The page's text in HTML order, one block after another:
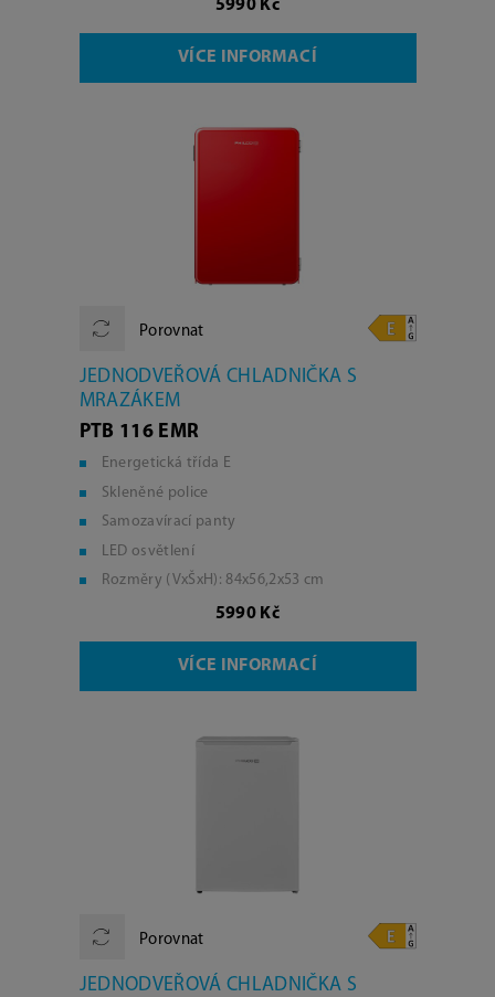
5990 Kč
VÍCE INFORMACÍ
Porovnat
JEDNODVEŘOVÁ CHLADNIČKA S
MRAZÁKEM
PTB 116 EMR
Energetická třída E
Skleněné police
Samozavírací panty
LED osvětlení
Rozměry (VxŠxH): 84x56,2x53 cm
5990 Kč
VÍCE INFORMACÍ
Porovnat
JEDNODVEŘOVÁ CHLADNIČKA S